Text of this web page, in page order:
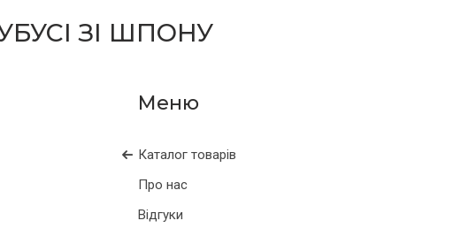
ЗІ ШПОНУ
Каталог товарів
Про нас
Відгуки